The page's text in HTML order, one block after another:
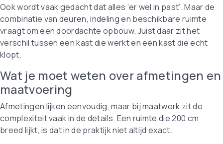
Ook wordt vaak gedacht dat alles ‘er wel in past’. Maar de
combinatie van deuren, indeling en beschikbare ruimte
vraagt om een doordachte opbouw. Juist daar zit het
verschil tussen een kast die werkt en een kast die echt
klopt.
Wat je moet weten over afmetingen en
maatvoering
Afmetingen lijken eenvoudig, maar bij maatwerk zit de
complexiteit vaak in de details. Een ruimte die 200 cm
breed lijkt, is dat in de praktijk niet altijd exact.